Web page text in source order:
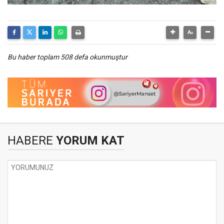
Bu haber toplam 508 defa okunmuştur
HABERE YORUM KAT